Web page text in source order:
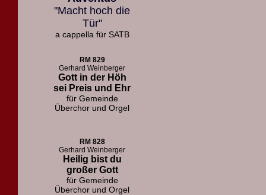
"Macht hoch die
Tür"
a cappella für SATB
RM 829
Gerhard Weinberger
Gott in der Höh
sei Preis und Ehr
für Gemeinde
Überchor und Orgel
RM 828
Gerhard Weinberger
Heilig bist du
großer Gott
für Gemeinde
Überchor und Orgel